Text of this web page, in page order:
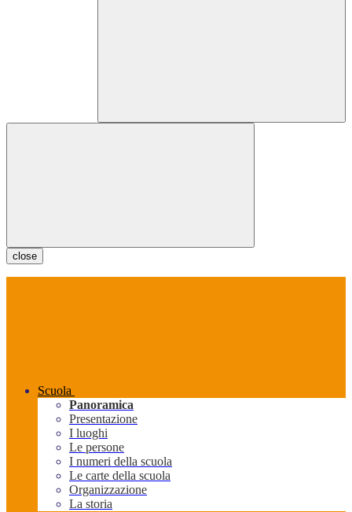
close
Scuola
Panoramica
Presentazione
I luoghi
Le persone
I numeri della scuola
Le carte della scuola
Organizzazione
La storia